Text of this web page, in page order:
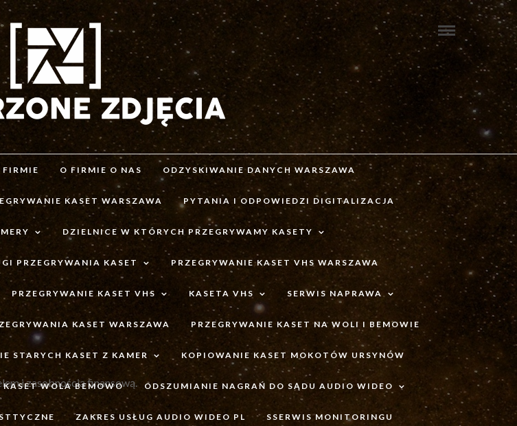
O FIRMIE O NAS ODZYSKIWANIE DANYCH WARSZAWA
KASET WARSZAWA PYTANIA I ODPOWIEDZI DIGITALIZACJA
DZIELNICE W KTÓRYCH PRZEGRYWAMY KASETY
PRZEGRYWANIA KASET PRZEGRYWANIE KASET VHS WARSZAWA
PRZEGRYWANIE KASET VHS KASETA VHS SERWIS NAPRAWA
KASET WARSZAWA PRZEGRYWANIE KASET NA WOLI I BEMOWIE
STARYCH KASET Z KAMER KOPIOWANIE KASET MOKOTÓW URSYNÓW
WOLA BEMOWO ODSZUMIANIE NAGRAŃ DO SĄDU AUDIO WIDEO
ZAKRES USŁUG AUDIO WIDEO PL SSERWIS MONITORINGU
i zasobnością finansową.